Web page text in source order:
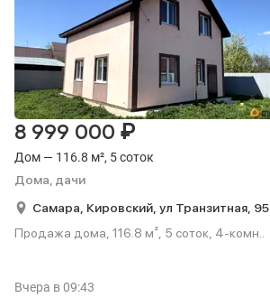
Дом — 116.8 м², 5 соток
Дома, дачи
8 999 000 ₽
Самара, Кировский, ул Транзитная, 95
Продажа дома, 116.8 м², 5 соток, 4-комн..
Вчера в 09:43